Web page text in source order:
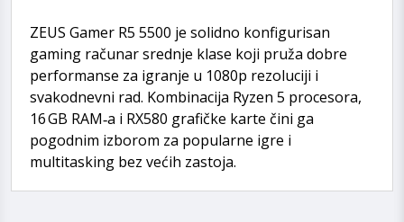
ZEUS Gamer R5 5500 je solidno konfigurisan
gaming računar srednje klase koji pruža dobre
performanse za igranje u 1080p rezoluciji i
svakodnevni rad. Kombinacija Ryzen 5 procesora,
16 GB RAM‑a i RX580 grafičke karte čini ga
pogodnim izborom za popularne igre i
multitasking bez većih zastoja.